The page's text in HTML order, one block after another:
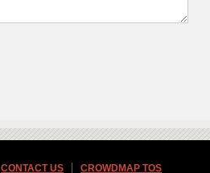
CONTACT US CROWDMAP TOS